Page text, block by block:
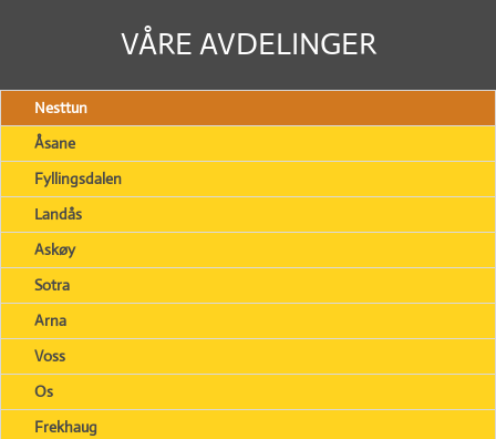
VÅRE AVDELINGER
Nesttun
Åsane
Fyllingsdalen
Landås
Askøy
Sotra
Arna
Voss
Os
Frekhaug